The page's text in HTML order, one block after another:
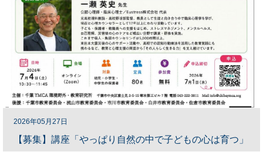
2026年05月27日
【募集】講座「やっぱり自然の中で子どもの心は育つ」